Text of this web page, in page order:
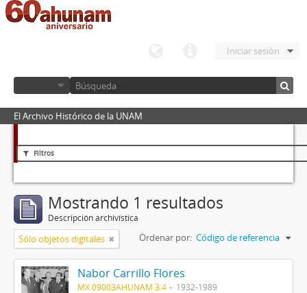
Iniciar sesión
El Archivo Histórico de la UNAM
Filtros
Mostrando 1 resultados
Descripción archivística
Sólo objetos digitales Ordenar por: Código de referencia
Nabor Carrillo Flores
MX 09003AHUNAM 3.4 1932-1989